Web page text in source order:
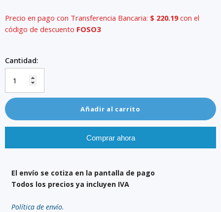
Precio en pago con Transferencia Bancaria: $ 220.19con el
código de descuento FOSO3
Cantidad:
Añadir al carrito
Comprar ahora
El envío se cotiza en la pantalla de pago
Todos los precios ya incluyen IVA
Política de envío.